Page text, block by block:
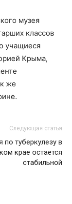
музея
классов
учащиеся
Крыма,
же
Следующая статья
по туберкулезу в
крае остается
стабильной